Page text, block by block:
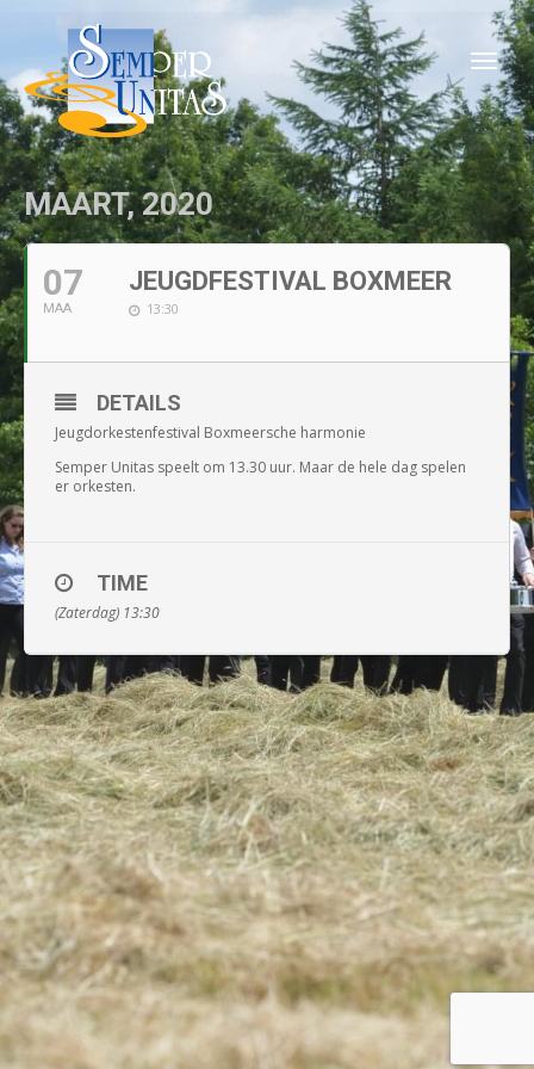
MAART, 2020
07
MAA
JEUGDFESTIVAL BOXMEER
13:30
DETAILS
Jeugdorkestenfestival Boxmeersche harmonie
Semper Unitas speelt om 13.30 uur. Maar de hele dag spelen
er orkesten.
TIME
(Zaterdag) 13:30